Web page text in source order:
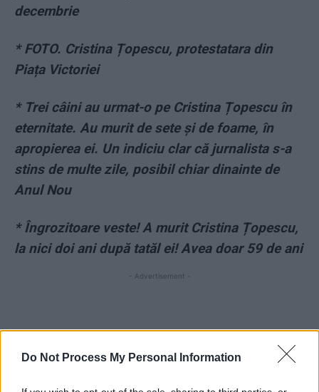
Do Not Process My Personal Information
decembrie
* FOTO. Cristina Țopescu, protestatara din
Piața Victoriei
* Trei câini au urmat-o pe Cristina Țopescu în
eternitate. Au murit de sete și de foame, în
apropierea ei. Un indiciu clar că jurnalista s-a
stins de multe zile, posibil chiar dinainte de
Anul Nou
* Îngrozitoare veste! A murit Cristina Țopescu,
la nici doi ani după tatăl ei! Avea doar 59 de ani
- Advertisement -